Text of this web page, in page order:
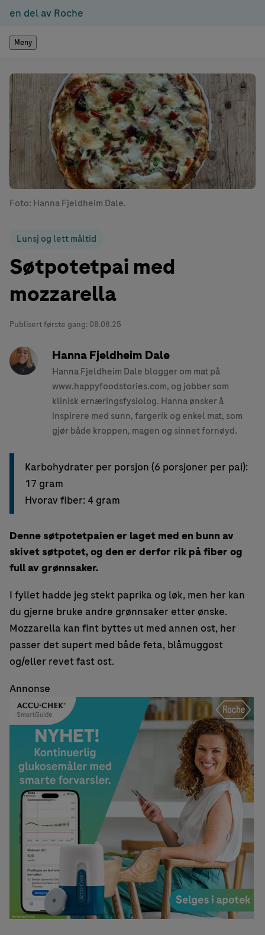
en del av Roche
Meny
Foto: Hanna Fjeldheim Dale.
Lunsj og lett måltid
Søtpotetpai med
mozzarella
Publisert første gang: 08.08.25
Hanna Fjeldheim Dale
Hanna Fjeldheim Dale blogger om mat på
www.happyfoodstories.com, og jobber som
klinisk ernæringsfysiolog. Hanna ønsker å
inspirere med sunn, fargerik og enkel mat, som
gjør både kroppen, magen og sinnet fornøyd.
Karbohydrater per porsjon (6 porsjoner per pai):
17 gram
Hvorav fiber: 4 gram
Denne søtpotetpaien er laget med en bunn av
skivet søtpotet, og den er derfor rik på fiber og
full av grønnsaker.
I fyllet hadde jeg stekt paprika og løk, men her kan
du gjerne bruke andre grønnsaker etter ønske.
Mozzarella kan fint byttes ut med annen ost, her
passer det supert med både feta, blåmuggost
og/eller revet fast ost.
Annonse